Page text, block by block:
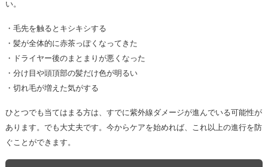
い。
・毛先を触るとキシキシする
・髪が全体的に赤茶っぽくなってきた
・ドライヤー後のまとまりが悪くなった
・分け目や頭頂部の髪だけ色が明るい
・切れ毛が増えた気がする
ひとつでも当てはまる方は、すでに紫外線ダメージが進んでいる可能性が
あります。でも大丈夫です。今からケアを始めれば、これ以上の進行を防
ぐことができます。